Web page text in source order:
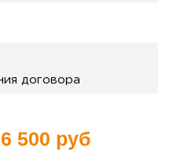
договора
500 руб